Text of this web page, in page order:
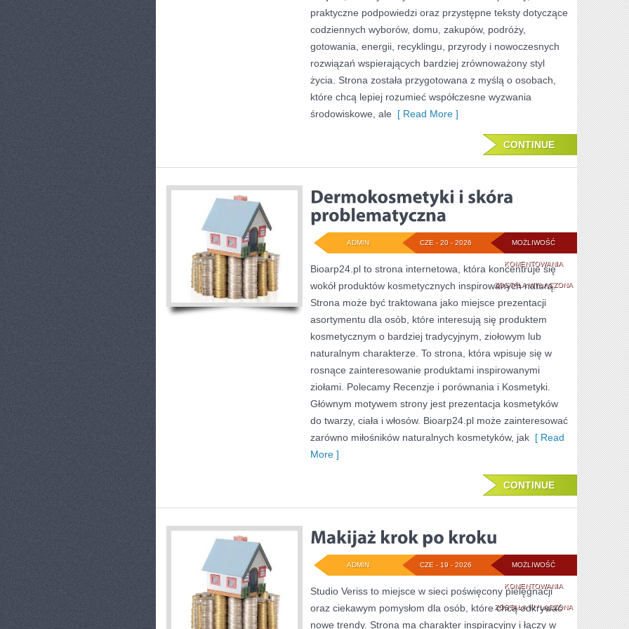
praktyczne podpowiedzi oraz przystępne teksty dotyczące
codziennych wyborów, domu, zakupów, podróży,
gotowania, energii, recyklingu, przyrody i nowoczesnych
rozwiązań wspierających bardziej zrównoważony styl
życia. Strona została przygotowana z myślą o osobach,
które chcą lepiej rozumieć współczesne wyzwania
środowiskowe, ale [ Read More ]
CONTINUE
MOŻLIWOŚĆ
KOMENTOWANIA
I
SKÓRA
PROBLEMATYCZNA
ZOSTAŁA WYŁĄCZONA
CZE - 20 - 2026
ADMIN
Bioarp24.pl to strona internetowa, która koncentruje się
wokół produktów kosmetycznych inspirowanych naturą.
Strona może być traktowana jako miejsce prezentacji
asortymentu dla osób, które interesują się produktem
kosmetycznym o bardziej tradycyjnym, ziołowym lub
naturalnym charakterze. To strona, która wpisuje się w
rosnące zainteresowanie produktami inspirowanymi
ziołami. Polecamy Recenzje i porównania i Kosmetyki.
Głównym motywem strony jest prezentacja kosmetyków
do twarzy, ciała i włosów. Bioarp24.pl może zainteresować
zarówno miłośników naturalnych kosmetyków, jak [ Read
More ]
CONTINUE
MOŻLIWOŚĆ
KOMENTOWANIAMAKIJAŻ
KROK
ZOSTAŁA WYŁĄCZONA
CZE - 19 - 2026
ADMIN
Studio Veriss to miejsce w sieci poświęcony pielęgnacji
oraz ciekawym pomysłom dla osób, które chcą odkrywać
nowe trendy. Strona ma charakter inspiracyjny i łączy w